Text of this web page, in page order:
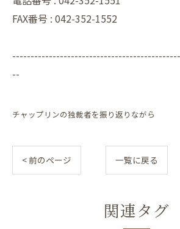
FAX番号 : 042-352-1552
--
チャップリンの独裁者を振り返りながら
< 前のページ 一覧に戻る
関連タグ